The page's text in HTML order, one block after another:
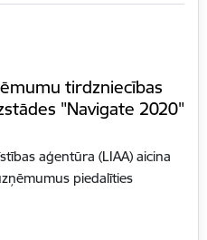
tirdzniecības
"Navigate 2020"
aģentūra (LIAA) aicina
piedalīties